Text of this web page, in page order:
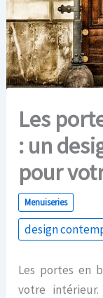
Les
: un
pour
Menuiseries
design
Les portes en
votre